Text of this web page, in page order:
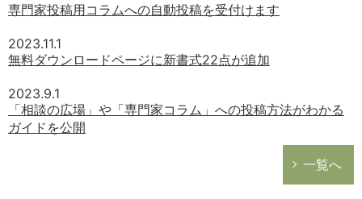
専門家投稿用コラムへの自動投稿を受付けます
2023.11.1
無料ダウンロードページに新書式22点が追加
2023.9.1
「相談の広場」や「専門家コラム」への投稿方法がわかる
ガイドを公開
一覧へ